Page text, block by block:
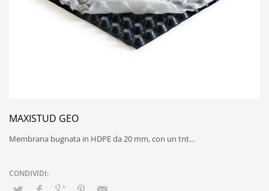
MAXISTUD GEO
Membrana bugnata in HDPE da 20 mm, con un tnt…